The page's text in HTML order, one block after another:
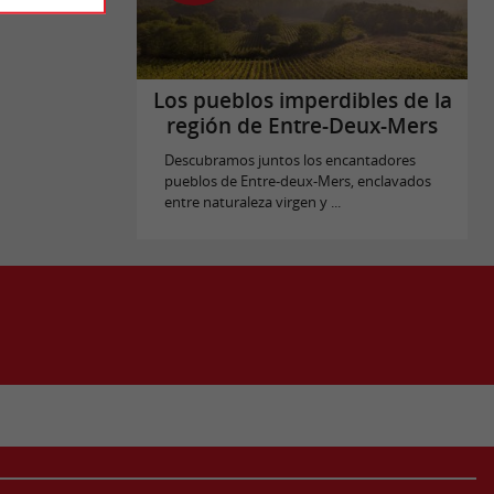
Los pueblos imperdibles de la
región de Entre-Deux-Mers
Descubramos juntos los encantadores
pueblos de Entre-deux-Mers, enclavados
entre naturaleza virgen y ...